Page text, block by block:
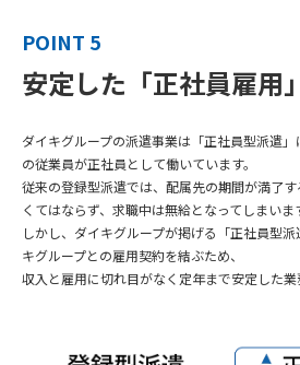
POINT 5
安定した「正社員雇用
ダイキグループの派遣事業は「正社員型派遣
の従業員が正社員として働いています。
従来の登録型派遣では、配属先の期間が満了
くてはならず、求職中は無給となってしまいま
しかし、ダイキグループが掲げる「正社員型
キグループとの雇用契約を結ぶため、
収入と雇用に切れ目がなく定年まで安定した業